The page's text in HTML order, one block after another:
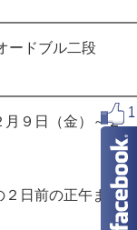
ードブル二段
９日（金）～２
前の正午まで